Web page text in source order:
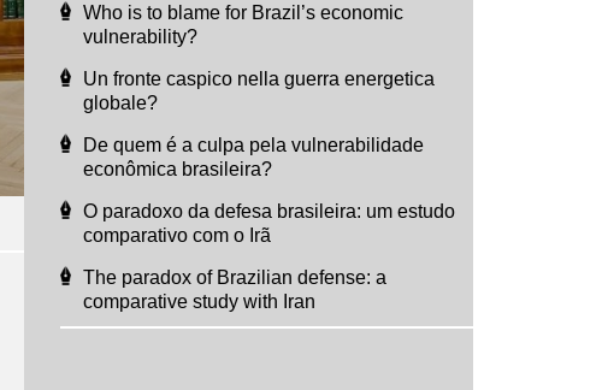
Who is to blame for Brazil’s economic
vulnerability?
Un fronte caspico nella guerra energetica
globale?
De quem é a culpa pela vulnerabilidade
econômica brasileira?
O paradoxo da defesa brasileira: um estudo
comparativo com o Irã
The paradox of Brazilian defense: a
comparative study with Iran